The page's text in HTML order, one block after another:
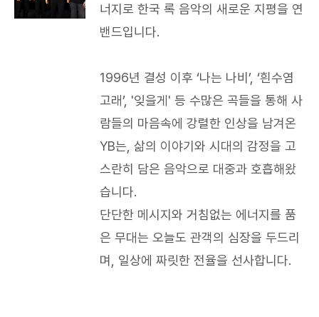
너지로 한국 록 음악의 새로운 지평을 연
밴드입니다.
1996년 결성 이후 ‘나는 나비’, ‘흰수염
고래’, '잊을게' 등 수많은 곡들을 통해 사
람들의 마음속에 강렬한 인상을 남겨온
YB는, 삶의 이야기와 시대의 감정을 고
스란히 담은 음악으로 대중과 호흡해왔
습니다.
단단한 메시지와 거침없는 에너지를 품
은 무대는 오늘도 관객의 심장을 두드리
며, 일상에 짜릿한 전율을 선사합니다.​